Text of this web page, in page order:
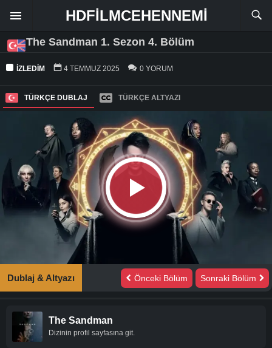
HDFILMCEHENNEMI
The Sandman 1. Sezon 4. Bölüm
İZLEDIM 4 TEMMUZ 2025 0 YORUM
TÜRKÇE DUBLAJ TÜRKÇE ALTYAZI
Dublaj & Altyazı Önceki Bölüm Sonraki Bölüm
The Sandman
Dizinin profil sayfasına git.